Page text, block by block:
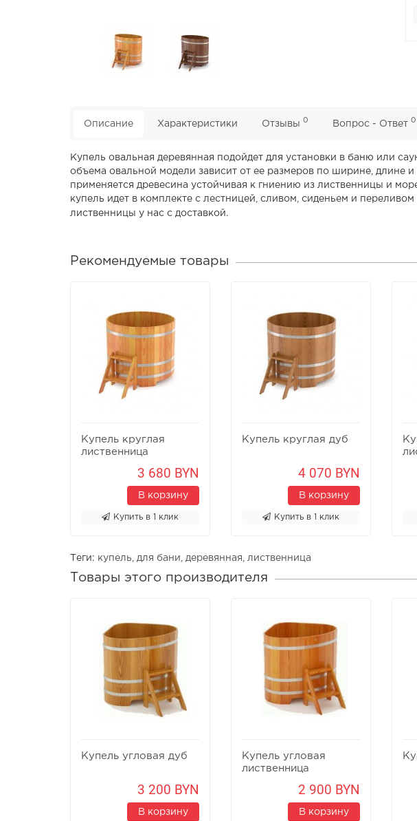
Описание Характеристики Отзывы 0 Вопрос - Ответ 0
Купель овальная деревянная подойдет для установки в баню или
объема овальной модели зависит от ее размеров по ширине, длине
применяется древесина устойчивая к гниению из лиственницы и
купель идет в комплекте с лестницей, сливом, сиденьем и
лиственницы у нас с доставкой.
Рекомендуемые товары
Купель круглая
лиственница
3 680 BYN
В корзину
Купить в 1 клик
Купель круглая дуб
4 070 BYN
В корзину
Купить в 1 клик
Теги: купель для бани деревянная лиственница
Товары этого производителя
Купель угловая дуб
3 200 BYN
В корзину
Купель угловая
лиственница
2 900 BYN
В корзину